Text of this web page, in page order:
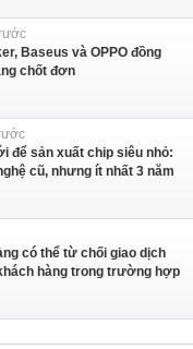
Baseus và OPPO đồng
chốt đơn
để sản xuất chip siêu nhỏ:
cũ, nhưng ít nhất 3 năm
có thể từ chối giao dịch
hàng trong trường hợp